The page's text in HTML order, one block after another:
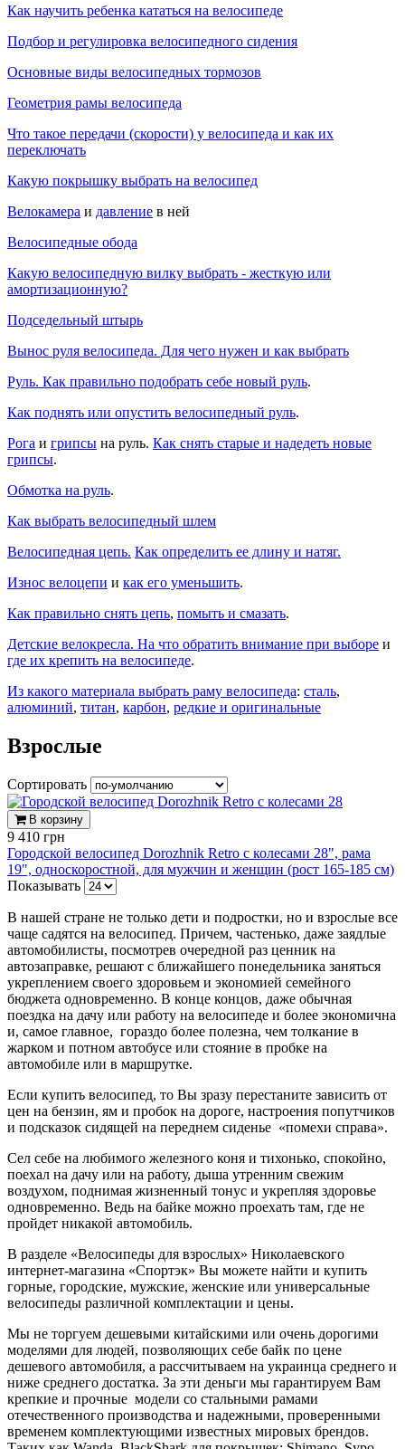
Как научить ребенка кататься на велосипеде
Подбор и регулировка велосипедного сидения
Основные виды велосипедных тормозов
Геометрия рамы велосипеда
Что такое передачи (скорости) у велосипеда и как их
переключать
Какую покрышку выбрать на велосипед
Велокамера и давление в ней
Велосипедные обода
Какую велосипедную вилку выбрать - жесткую или
амортизационную?
Подседельный штырь
Вынос руля велосипеда. Для чего нужен и как выбрать
Руль. Как правильно подобрать себе новый руль.
Как поднять или опустить велосипедный руль.
Рога и грипсы на руль. Как снять старые и надедеть новые
грипсы.
Обмотка на руль.
Как выбрать велосипедный шлем
Велосипедная цепь. Как определить ее длину и натяг.
Износ велоцепи и как его уменьшить.
Как правильно снять цепь, помыть и смазать.
Детские велокресла. На что обратить внимание при выборе и
где их крепить на велосипеде.
Из какого материала выбрать раму велосипеда: сталь,
алюминий, титан, карбон, редкие и оригинальные
Взрослые
Сортировать
В корзину
9 410 грн
Городской велосипед Dorozhnik Retro с колесами 28", рама
19", односкоростной, для мужчин и женщин (рост 165-185 см)
Показывать
В нашей стране не только дети и подростки, но и взрослые все
чаще садятся на велосипед. Причем, частенько, даже заядлые
автомобилисты, посмотрев очередной раз ценник на
автозаправке, решают с ближайшего понедельника заняться
укреплением своего здоровьем и экономией семейного
бюджета одновременно. В конце концов, даже обычная
поездка на дачу или работу на велосипеде и более экономична
и, самое главное, гораздо более полезна, чем толкание в
жарком и потном автобусе или стояние в пробке на
автомобиле или в маршрутке.
Если купить велосипед, то Вы зразу перестаните зависить от
цен на бензин, ям и пробок на дороге, настроения попутчиков
и подсказок сидящей на переднем сиденье «помехи справа».
Сел себе на любимого железного коня и тихонько, спокойно,
поехал на дачу или на работу, дыша утренним свежим
воздухом, поднимая жизненный тонус и укрепляя здоровье
одновременно. Ведь на байке можно проехать там, где не
пройдет никакой автомобиль.
В разделе «Велосипеды для взрослых» Николаевского
интернет-магазина «Спортэк» Вы можете найти и купить
горные, городские, мужские, женские или универсальные
велосипеды различной комплектации и цены.
Мы не торгуем дешевыми китайскими или очень дорогими
моделями для людей, позволяющих себе байк по цене
дешевого автомобиля, а рассчитываем на украинца среднего и
ниже среднего достатка. За эти деньги мы гарантируем Вам
крепкие и прочные модели со стальными рамами
отечественного производства и надежными, проверенными
временем комплектующими известных мировых брендов.